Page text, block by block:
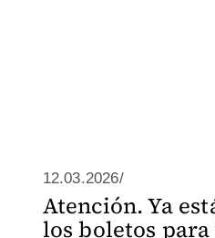
12.03.2026/
Atención. Ya
los boletos